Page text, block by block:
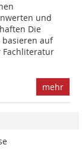
und
Die
auf
Fachliteratur
mehr